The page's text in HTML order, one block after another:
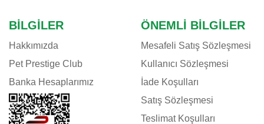
BILGILER
Hakkımızda
Pet Prestige Club
Banka Hesaplarımız
ÖNEMLI BILGILER
Mesafeli Satış Sözleşmesi
Kullanıcı Sözleşmesi
İade Koşulları
Satış Sözleşmesi
Teslimat Koşulları